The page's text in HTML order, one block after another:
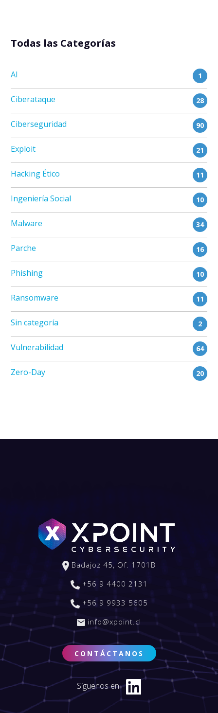
Todas las Categorías
AI 1
Ciberataque 28
Ciberseguridad 90
Exploit 21
Hacking Ético 11
Ingeniería Social 10
Malware 34
Parche 16
Phishing 10
Ransomware 11
Sin categoría 2
Vulnerabilidad 64
Zero-Day 20
+56 9 4400 2131
Badajoz 45, Of. 1701B
+56 9 9933 5605
info@xpoint.cl
CONTÁCTANOS
Síguenos en